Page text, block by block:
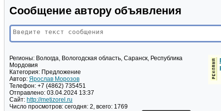
Сообщение автору объявления
Регионы: Вологда, Вологодская область, Саранск, Республика
Мордовия
Категория: Предложение
Автор: Ярослав Морозов
Телефон: +7 (4862) 735451
Отправлено: 03.04.2024 13:37
Сайт: http://metizorel.ru
Число просмотров: сегодня: 2, всего: 1769